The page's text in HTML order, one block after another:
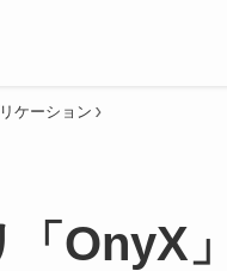
ケーション
「OnyX